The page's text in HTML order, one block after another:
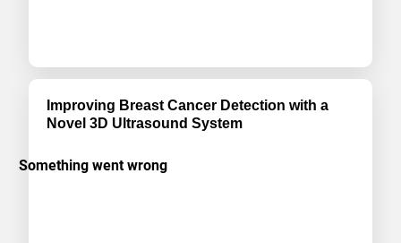
Improving Breast Cancer Detection with a
Novel 3D Ultrasound System